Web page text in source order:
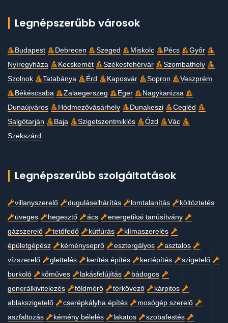
Legnépszerűbb városok
Budapest Debrecen Szeged Miskolc Pécs
Győr
Nyíregyháza
Kecskemét Székesfehérvár
Szombathely
Szolnok
Tatabánya Érd Kaposvár Sopron
Veszprém
Békéscsaba
Zalaegerszeg Eger
Nagykanizsa
Dunaújváros
Hódmezővásárhely Dunakeszi
Cegléd
Salgótarján
Baja Szigetszentmiklós Ózd
Vác
Szekszárd
Legnépszerűbb szolgáltatások
villanyszerelő duguláselhárítás lomtalanítás
költöztetés
üveges
hegesztő ács
energetikai tanúsítvány
gázszerelő
tetőfedő kútfúrás
klímaszerelés
épületgépész
kéményseprő esztergályos
asztalos
vízszerelő
glettelés kerítés építés kertépítés
szigetelő
burkoló
kőműves lakásfelújítás
bádogos
generálkivitelezés
földmérő térkövező
kárpitos
ablakszigetelő
cserépkályha építés
mosógép szerelő
aszfaltozás
kémény bélelés lakatos szobafestés